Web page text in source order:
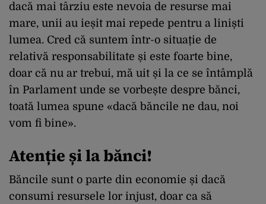
dacă mai târziu este nevoia de resurse mai
mare, unii au ieșit mai repede pentru a liniști
lumea. Cred că suntem într-o situație de
relativă responsabilitate și este foarte bine,
doar că nu ar trebui, mă uit și la ce se întâmplă
în Parlament unde se vorbește despre bănci,
toată lumea spune «dacă băncile ne dau, noi
vom fi bine».
Atenție și la bănci!
Băncile sunt o parte din economie și dacă
consumi resursele lor injust, doar ca să